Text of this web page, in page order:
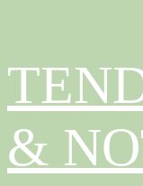
al
contenido
&